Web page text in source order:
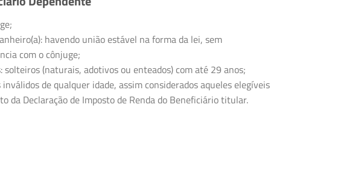
havendo união estável na forma da lei, sem
com o cônjuge;
solteiros (naturais, adotivos ou enteados) com até 29 anos;
inválidos de qualquer idade, assim considerados aqueles elegíveis
da Declaração de Imposto de Renda do Beneficiário titular.